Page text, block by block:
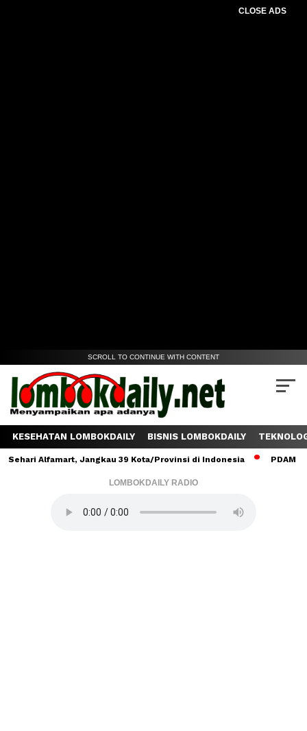
CLOSE ADS
SCROLL TO CONTINUE WITH CONTENT
KESEHATAN LOMBOKDAILY BISNIS LOMBOKDAILY
Alfamart, Jangkau 39 Kota/Provinsi di Indonesia PDAM
LOMBOKDAILY RADIO